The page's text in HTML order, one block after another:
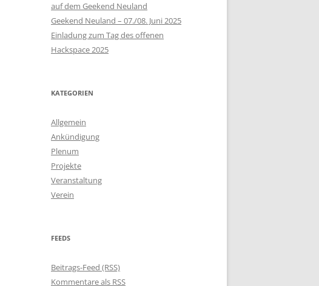
auf dem Geekend Neuland
Geekend Neuland – 07./08. Juni 2025
Einladung zum Tag des offenen
Hackspace 2025
KATEGORIEN
Allgemein
Ankündigung
Plenum
Projekte
Veranstaltung
Verein
FEEDS
Beitrags-Feed (RSS)
Kommentare als RSS